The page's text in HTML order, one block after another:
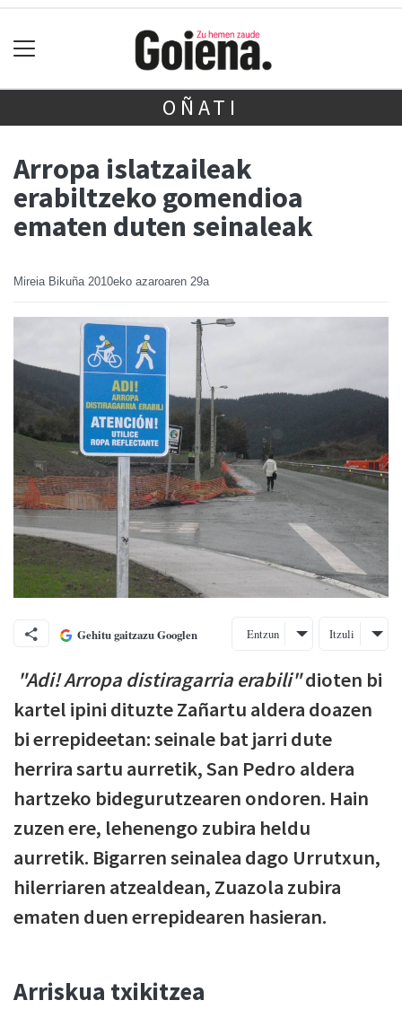
OÑATI
Arropa islatzaileak
erabiltzeko gomendioa
ematen duten seinaleak
Mireia Bikuña 2010eko azaroaren 29a
Gehitu gaitzazu Googlen Entzun Itzuli
"Adi! Arropa distiragarria erabili"dioten bi
kartel ipini dituzte Zañartu aldera doazen
bi errepideetan: seinale bat jarri dute
herrira sartu aurretik, San Pedro aldera
hartzeko bidegurutzearen ondoren. Hain
zuzen ere, lehenengo zubira heldu
aurretik. Bigarren seinalea dago Urrutxun,
hilerriaren atzealdean, Zuazola zubira
ematen duen errepidearen hasieran.
Arriskua txikitzea